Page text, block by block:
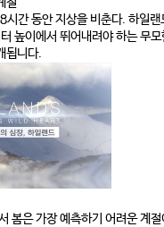
시간 동안 지상을 비춘다. 하일
높이에서 뛰어내려야 하는 무
됩니다.
봄은 가장 예측하기 어려운 계